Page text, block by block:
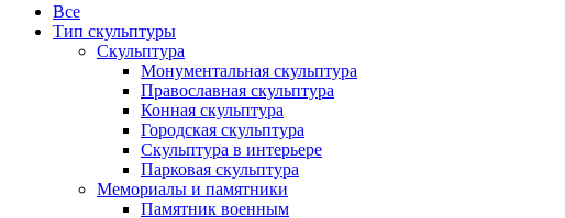
Все
Тип скульптуры
Скульптура
Монументальная скульптура
Православная скульптура
Конная скульптура
Городская скульптура
Скульптура в интерьере
Парковая скульптура
Мемориалы и памятники
Памятник военным